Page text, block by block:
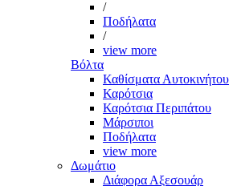
/
Ποδήλατα
/
view more
Βόλτα
Καθίσματα Αυτοκινήτου
Καρότσια
Καρότσια Περιπάτου
Μάρσιποι
Ποδήλατα
view more
Δωμάτιο
Διάφορα Αξεσουάρ